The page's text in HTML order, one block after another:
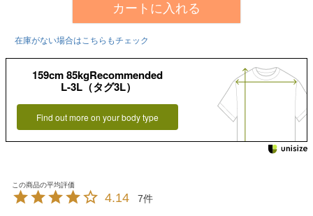
カートに入れる
在庫がない場合はこちらもチェック
159cm 85kgRecommended
L-3L（タグ3L）
Find out more on your body type
4.14 7